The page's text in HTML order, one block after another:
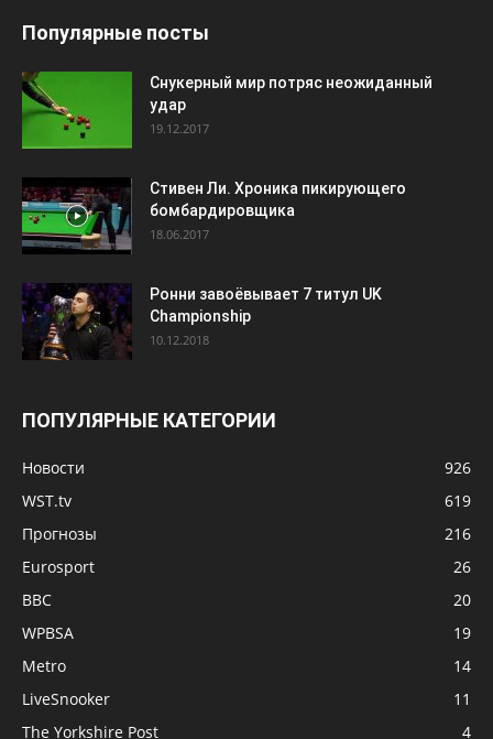
Популярные посты
Снукерный мир потряс неожиданный
удар
19.12.2017
Стивен Ли. Хроника пикирующего
бомбардировщика
18.06.2017
Ронни завоёвывает 7 титул UK
Championship
10.12.2018
ПОПУЛЯРНЫЕ КАТЕГОРИИ
Новости
926
WST.tv
619
Прогнозы
216
Eurosport
26
BBC
20
WPBSA
19
Metro
14
LiveSnooker
11
The Yorkshire Post
4